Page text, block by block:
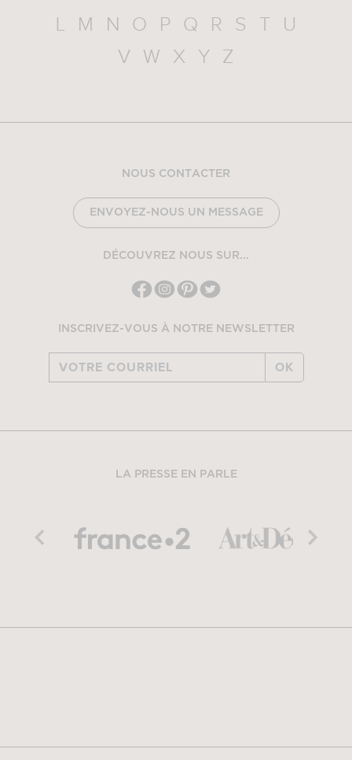
L
M N O P Q R S
U
V
W X Y Z
NOUS CONTACTER
ENVOYEZ-NOUS UN MESSAGE
DÉCOUVREZ NOUS SUR...
INSCRIVEZ-VOUS À NOTRE NEWSLETTER
OK
LA PRESSE EN PARLE